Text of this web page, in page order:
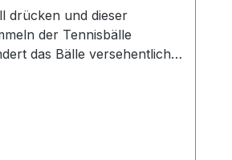
drücken und dieser
der Tennisbälle
das Bälle versehentlich